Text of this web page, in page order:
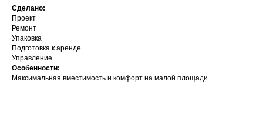
Сделано:
Проект
Ремонт
Упаковка
Подготовка к аренде
Управление
Особенности:
Максимальная вместимость и комфорт на малой площади